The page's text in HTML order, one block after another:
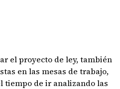
el proyecto de ley, también
en las mesas de trabajo,
tiempo de ir analizando las